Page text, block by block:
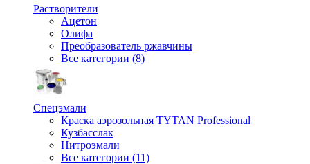
Растворители
Ацетон
Олифа
Преобразователь ржавчины
Все категории (8)
Спецэмали
Краска аэрозольная TYTAN Professional
Кузбасслак
Нитроэмали
Все категории (11)